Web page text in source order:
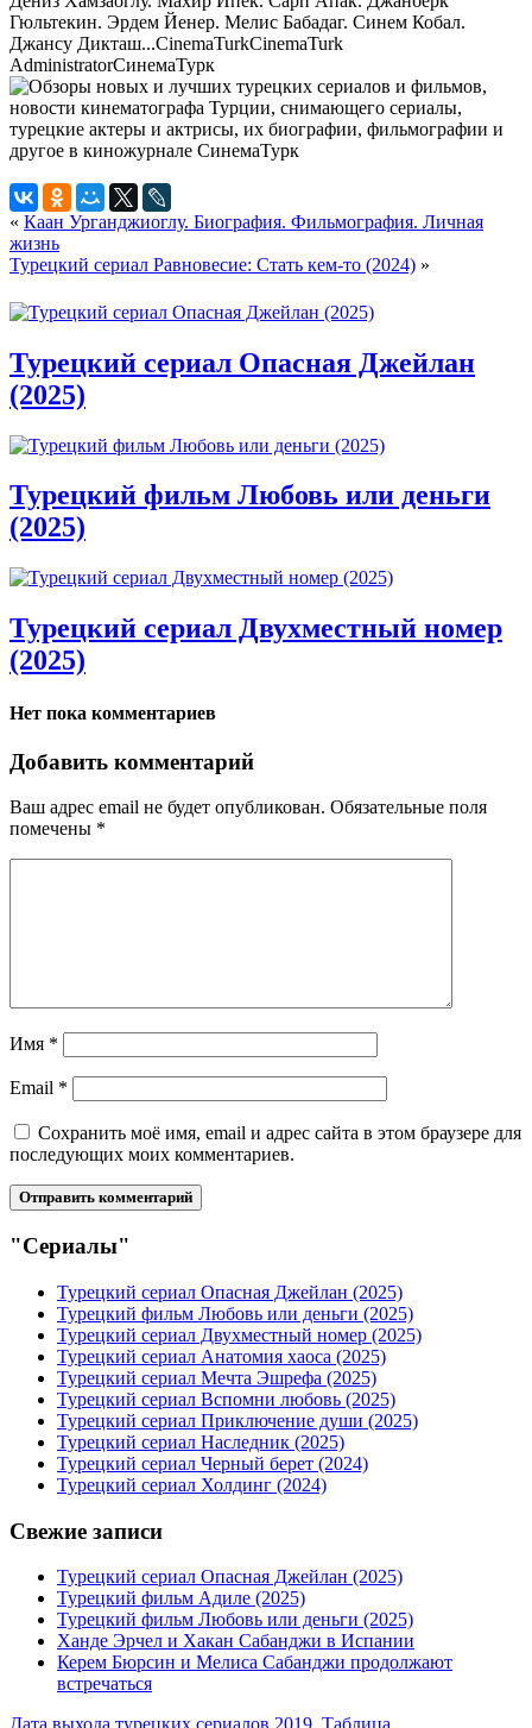
Гюльтекин. Эрдем Йенер. Мелис Бабадаг. Синем Кобал.
Джансу Дикташ...CinemaTurkCinemaTurk
AdministratorСинемаТурк
« Каан Урганджиоглу. Биография. Фильмография. Личная
жизнь
Турецкий сериал Равновесие: Стать кем-то (2024) »
Турецкий сериал Опасная Джейлан
(2025)
Турецкий фильм Любовь или деньги
(2025)
Турецкий сериал Двухместный номер
(2025)
Нет пока комментариев
Добавить комментарий
Ваш адрес email не будет опубликован. Обязательные поля
помечены *
Имя *
Email *
Сохранить моё имя, email и адрес сайта в этом браузере для
последующих моих комментариев.
"Сериалы"
Турецкий сериал Опасная Джейлан (2025)
Турецкий фильм Любовь или деньги (2025)
Турецкий сериал Двухместный номер (2025)
Турецкий сериал Анатомия хаоса (2025)
Турецкий сериал Мечта Эшрефа (2025)
Турецкий сериал Вспомни любовь (2025)
Турецкий сериал Приключение души (2025)
Турецкий сериал Наследник (2025)
Турецкий сериал Черный берет (2024)
Турецкий сериал Холдинг (2024)
Свежие записи
Турецкий сериал Опасная Джейлан (2025)
Турецкий фильм Адиле (2025)
Турецкий фильм Любовь или деньги (2025)
Ханде Эрчел и Хакан Сабанджи в Испании
Керем Бюрсин и Мелиса Сабанджи продолжают
встречаться